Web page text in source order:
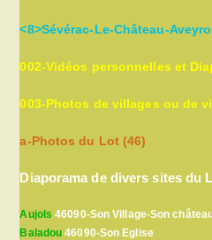
<8>Sévérac-Le-Château-
002-Vidéos personnelles et
003-Photos de villages ou de
a-Photos du Lot (46)
Diaporama de divers sites du
Aujols 46090-Son Village-Son
Baladou 46090-Son Eglise